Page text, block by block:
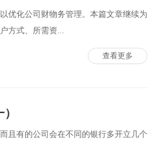
优化公司财物务管理。本篇文章继续为
方式、所需资...
查看更多
且有的公司会在不同的银行多开立几个